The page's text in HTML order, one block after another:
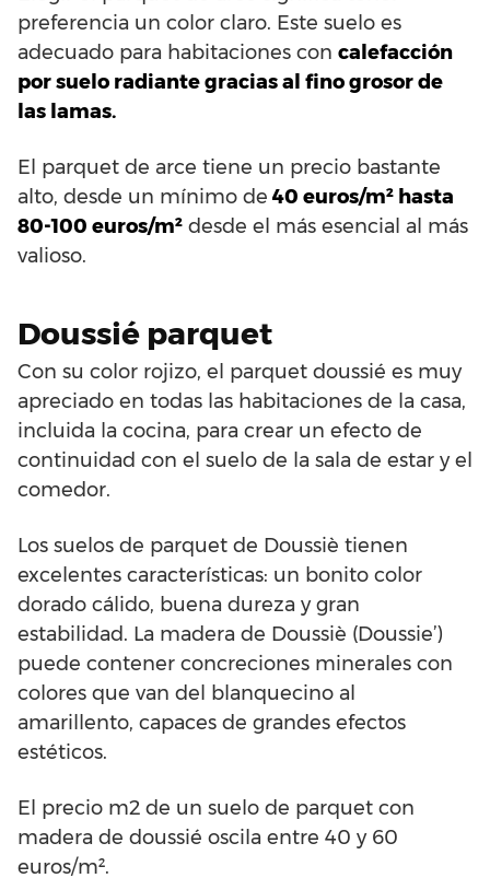
preferencia un color claro. Este suelo es
adecuado para habitaciones con calefacción
por suelo radiante gracias al fino grosor de
las lamas.
El parquet de arce tiene un precio bastante
alto, desde un mínimo de 40 euros/m² hasta
80-100 euros/m² desde el más esencial al más
valioso.
Doussié parquet
Con su color rojizo, el parquet doussié es muy
apreciado en todas las habitaciones de la casa,
incluida la cocina, para crear un efecto de
continuidad con el suelo de la sala de estar y el
comedor.
Los suelos de parquet de Doussiè tienen
excelentes características: un bonito color
dorado cálido, buena dureza y gran
estabilidad. La madera de Doussiè (Doussie’)
puede contener concreciones minerales con
colores que van del blanquecino al
amarillento, capaces de grandes efectos
estéticos.
El precio m2 de un suelo de parquet con
madera de doussié oscila entre 40 y 60
euros/m².